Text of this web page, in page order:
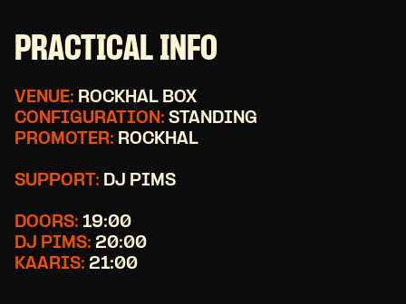
PRACTICAL INFO
VENUE: ROCKHAL BOX
CONFIGURATION: STANDING
PROMOTER: ROCKHAL
SUPPORT: DJ PIMS
DOORS: 19:00
DJ PIMS: 20:00
KAARIS: 21:00